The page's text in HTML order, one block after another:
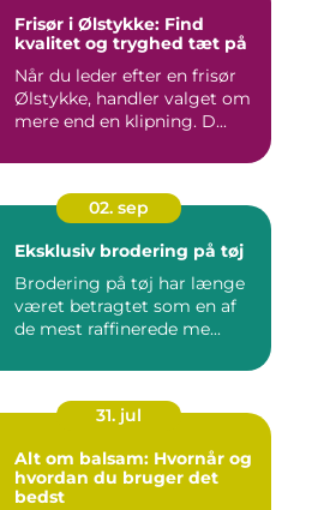
Frisør i Ølstykke: Find
kvalitet og tryghed tæt på
Når du leder efter en frisør
Ølstykke, handler valget om
mere end en klipning. D...
02. sep
Eksklusiv brodering på tøj
Brodering på tøj har længe
været betragtet som en af
de mest raffinerede me...
31. jul
Alt om balsam: Hvornår og
hvordan du bruger det
bedst